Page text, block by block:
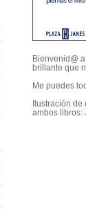
Bienvenid@
brillante que
Me puedes
Ilustración
ambos libros: